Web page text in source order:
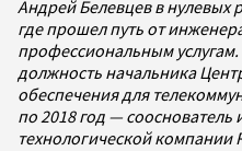
Андрей Белевцев в нулевых
где прошел путь от
профессиональным
должность начальника
обеспечения для
по 2018 год —
технологической компании